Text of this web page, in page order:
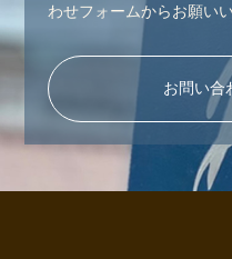
わせフォームからお願い
お問い合